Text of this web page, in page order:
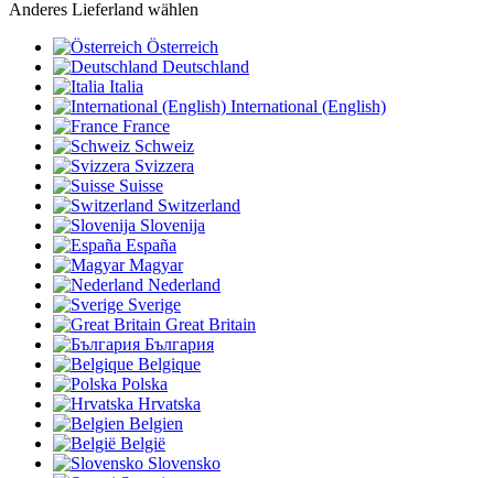
Anderes Lieferland wählen
Österreich
Deutschland
Italia
International (English)
France
Schweiz
Svizzera
Suisse
Switzerland
Slovenija
España
Magyar
Nederland
Sverige
Great Britain
България
Belgique
Polska
Hrvatska
Belgien
België
Slovensko